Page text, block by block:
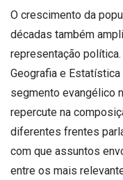
O crescimento da
décadas também
representação
Geografia e
segmento evangélico
repercute na
diferentes frentes
com que assuntos
entre os mais